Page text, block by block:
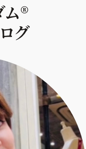
®︎
グ